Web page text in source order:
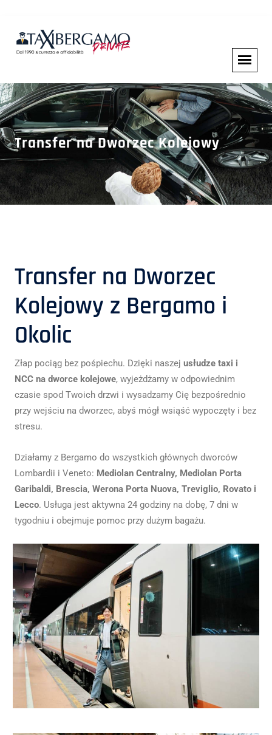
Transfer na Dworzec Kolejowy
Transfer na Dworzec
Kolejowy z Bergamo i
Okolic
Złap pociąg bez pośpiechu. Dzięki naszej usłudze taxi i
NCC na dworce kolejowe, wyjeżdżamy w odpowiednim
czasie spod Twoich drzwi i wysadzamy Cię bezpośrednio
przy wejściu na dworzec, abyś mógł wsiąść wypoczęty i bez
stresu.
Działamy z Bergamo do wszystkich głównych dworców
Lombardii i Veneto: Mediolan Centralny, Mediolan Porta
Garibaldi, Brescia, Werona Porta Nuova, Treviglio, Rovato i
Lecco. Usługa jest aktywna 24 godziny na dobę, 7 dni w
tygodniu i obejmuje pomoc przy dużym bagażu.